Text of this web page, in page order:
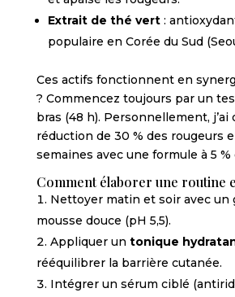
Extrait de thé vert:
populaire en Corée du Sud
Ces actifs fonctionnent en
? Commencez toujours par un
bras (48 h). Personnellement, j’ai
réduction de 30 % des rougeurs
semaines avec une formule à 5
Comment élaborer une routine
Nettoyer matin et soir avec un
mousse douce (pH 5,5).
Appliquer un tonique
rééquilibrer la barrière cutanée.
Intégrer un sérum ciblé